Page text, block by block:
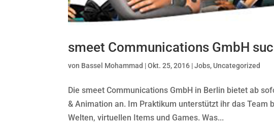
smeet Communications GmbH
von Bassel Mohammad |Okt. 25, 2016 |Jobs, Uncategorized
Die smeet Communications GmbH in Berlin bietet ab
& Animation an. Im Praktikum unterstützt ihr das Team
Welten, virtuellen Items und Games. Was...